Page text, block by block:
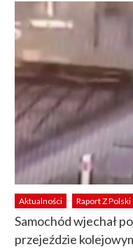
Aktualności Raport Z Polski
Samochód wjechał
przejeździe